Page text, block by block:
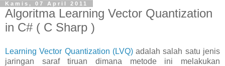
Kamis, 07 April 2011
Algoritma Learning Vector Quantization
in C# ( C Sharp )
Learning Vector Quantization (LVQ)adalah salah satu jenis
jaringan saraf tiruan dimana metode ini melakukan